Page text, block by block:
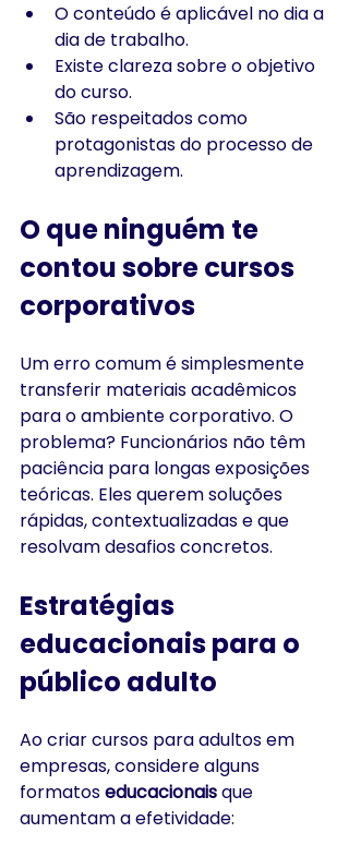
O conteúdo é aplicável no dia a
dia de trabalho.
Existe clareza sobre o objetivo
do curso.
São respeitados como
protagonistas do processo de
aprendizagem.
O que ninguém te
contou sobre cursos
corporativos
Um erro comum é simplesmente
transferir materiais acadêmicos
para o ambiente corporativo. O
problema? Funcionários não têm
paciência para longas exposições
teóricas. Eles querem soluções
rápidas, contextualizadas e que
resolvam desafios concretos.
Estratégias
educacionais para o
público adulto
Ao criar cursos para adultos em
empresas, considere alguns
formatos educacionais que
aumentam a efetividade: